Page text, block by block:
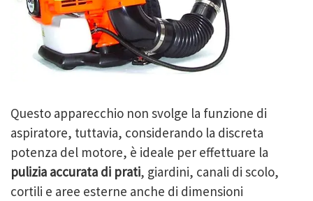
Questo apparecchio non svolge la funzione di
aspiratore, tuttavia, considerando la discreta
potenza del motore, è ideale per effettuare la
pulizia accurata di prati, giardini, canali di scolo,
cortili e aree esterne anche di dimensioni